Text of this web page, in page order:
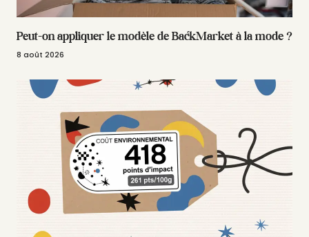
Peut-on appliquer le modèle de BackMarket à la mode ?
8 août 2026